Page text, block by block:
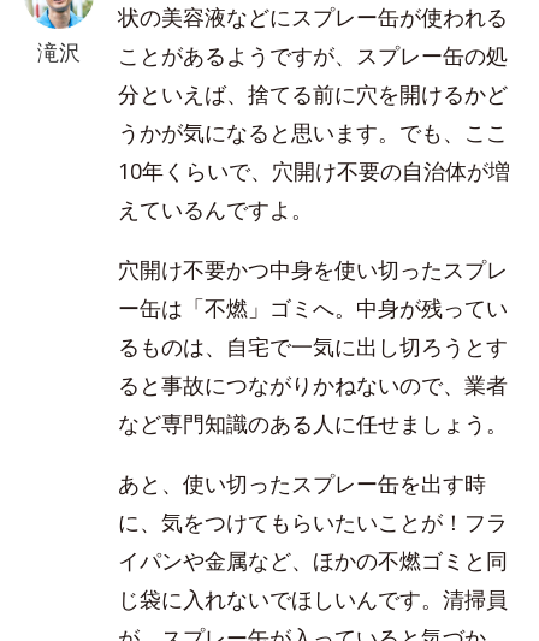
滝沢
状の美容液などにスプレー缶が使われる
ことがあるようですが、スプレー缶の処
分といえば、捨てる前に穴を開けるかど
うかが気になると思います。でも、ここ
10年くらいで、穴開け不要の自治体が増
えているんですよ。
穴開け不要かつ中身を使い切ったスプレ
ー缶は「不燃」ゴミへ。中身が残ってい
るものは、自宅で一気に出し切ろうとす
ると事故につながりかねないので、業者
など専門知識のある人に任せましょう。
あと、使い切ったスプレー缶を出す時
に、気をつけてもらいたいことが！フラ
イパンや金属など、ほかの不燃ゴミと同
じ袋に入れないでほしいんです。清掃員